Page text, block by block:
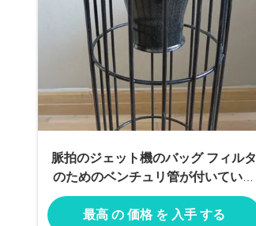
脈拍のジェット機のバッグ フィルタ
のためのベンチュリ管が付いている
処理された上塗を施してあるシリコ
ーンの鋼鉄フィルター・バッグのお
最高 の 価格 を 入手 する